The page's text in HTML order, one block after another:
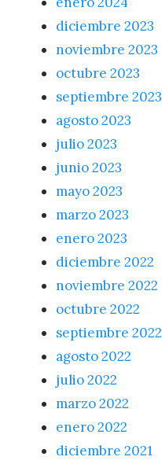
diciembre 2023
noviembre 2023
octubre 2023
septiembre 2023
agosto 2023
julio 2023
junio 2023
mayo 2023
marzo 2023
enero 2023
diciembre 2022
noviembre 2022
octubre 2022
septiembre 2022
agosto 2022
julio 2022
marzo 2022
enero 2022
diciembre 2021